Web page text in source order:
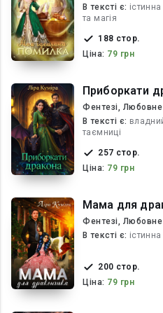
В текcті є:
та магія
188 стор.
Ціна: 79 грн
Приборкати
Фентезі, Любовне
В текcті є:
таємниці
257 стор.
Ціна: 79 грн
Мама для
Фентезі, Любовне
В текcті є:
200 стор.
Ціна: 79 грн